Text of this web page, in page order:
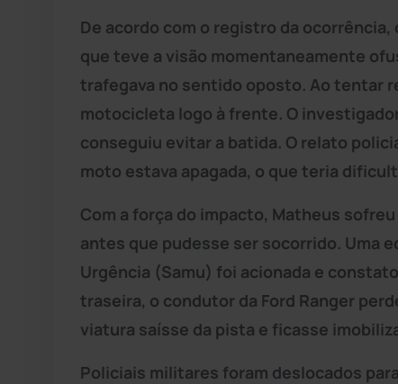
De acordo com o registro da
que teve a visão momentaneamente
trafegava no sentido oposto. Ao tentar
motocicleta logo à frente. O
conseguiu evitar a batida. O relato
moto estava apagada, o que teria
Com a força do impacto, Matheus
antes que pudesse ser socorrido. Uma
Urgência (Samu) foi acionada e
traseira, o condutor da Ford Ranger
viatura saísse da pista e ficasse
Policiais militares foram deslocados